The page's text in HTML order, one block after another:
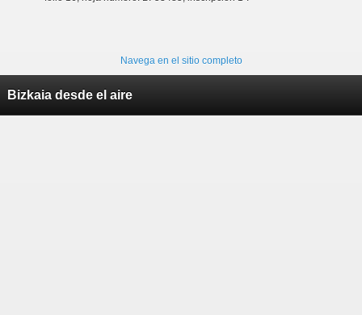
Navega en el sitio completo
Bizkaia desde el aire